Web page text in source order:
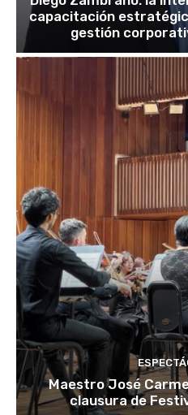
capacitación
gestión
Maestro José
clausura de